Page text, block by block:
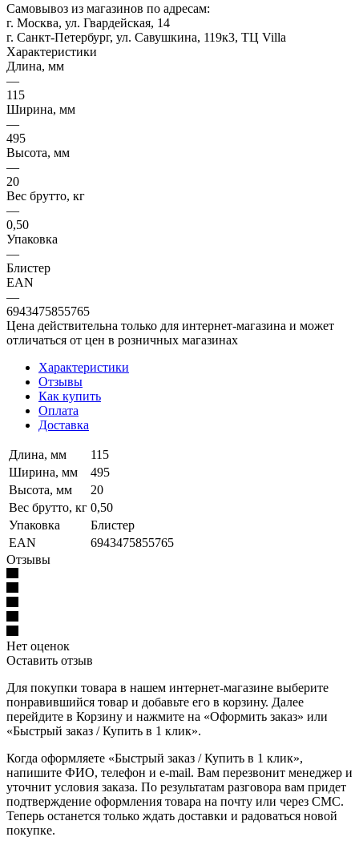
Самовывоз из магазинов по адресам:
г. Москва, ул. Гвардейская, 14
г. Санкт-Петербург, ул. Савушкина, 119к3, ТЦ Villa
Характеристики
Длина, мм
—
115
Ширина, мм
—
495
Высота, мм
—
20
Вес брутто, кг
—
0,50
Упаковка
—
Блистер
EAN
—
6943475855765
Цена действительна только для интернет-магазина и может
отличаться от цен в розничных магазинах
Характеристики
Отзывы
Как купить
Оплата
Доставка
Длина, мм
115
Ширина, мм
495
Высота, мм
20
Вес брутто, кг 0,50
Упаковка
Блистер
EAN
6943475855765
Отзывы
Нет оценок
Оставить отзыв
Для покупки товара в нашем интернет-магазине выберите
понравившийся товар и добавьте его в корзину. Далее
перейдите в Корзину и нажмите на «Оформить заказ» или
«Быстрый заказ / Купить в 1 клик».
Когда оформляете «Быстрый заказ / Купить в 1 клик»,
напишите ФИО, телефон и e-mail. Вам перезвонит менеджер и
уточнит условия заказа. По результатам разговора вам придет
подтверждение оформления товара на почту или через СМС.
Теперь останется только ждать доставки и радоваться новой
покупке.